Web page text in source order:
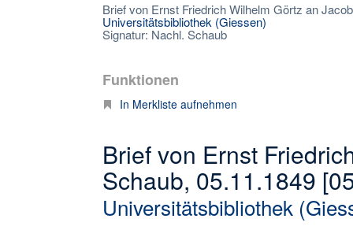
Brief von Ernst Friedrich Wilhelm Görtz an
Universitätsbibliothek (Giessen)
Signatur: Nachl. Schaub
Funktionen
In Merkliste aufnehmen
Brief von Ernst
Schaub, 05.11.1849
Universitätsbibliothek